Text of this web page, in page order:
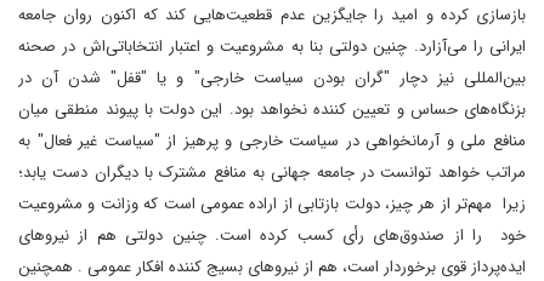
بازسازی کرده و امید را جایگزین عدم قطعیت‌هایی کند که اکنون روان جامعه
ایرانی را می‌آزارد. چنین دولتی بنا به مشروعیت و اعتبار انتخاباتی‌اش در صحنه
بین‌المللی نیز دچار "گران بودن سیاست خارجی" و یا "قفل" شدن آن در
بزنگاه‌های حساس و تعیین کننده نخواهد بود. این دولت با پیوند منطقی میان
منافع ملی و آرمانخواهی در سیاست خارجی و پرهیز از "سیاست غیر فعال" به
مراتب خواهد توانست در جامعه جهانی به منافع مشترک با دیگران دست یابد؛
زیرا مهم‌تر از هر چیز، دولت بازتابی از اراده عمومی است که وزانت و مشروعیت
خود را از صندوق‌های رأی کسب کرده است. چنین دولتی هم از نیروهای
ایده‌پرداز قوی برخوردار است، هم از نیروهای بسیج کننده افکار عمومی . همچنین